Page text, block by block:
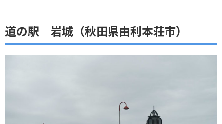
道の駅 岩城（秋田県由利本荘市）